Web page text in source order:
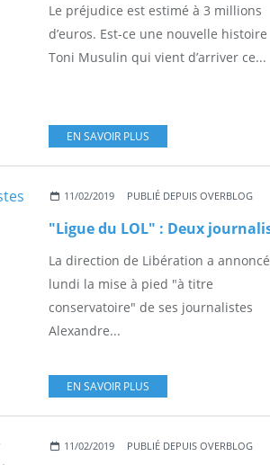
Le préjudice est estimé à 3 millions
d’euros. Est-ce une nouvelle histoire
Toni Musulin qui vient d’arriver ce...
EN SAVOIR PLUS
11/02/2019 PUBLIÉ DEPUIS OVERBLOG
La direction de Libération a annoncé
lundi la mise à pied "à titre
conservatoire" de ses journalistes
Alexandre...
EN SAVOIR PLUS
11/02/2019 PUBLIÉ DEPUIS OVERBLOG